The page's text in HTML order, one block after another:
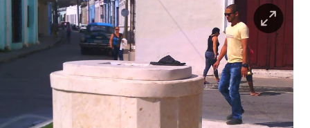
berlin
wahrheit